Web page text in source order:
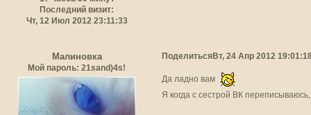
Последний визит:
Чт, 12 Июл 2012 23:11:33
ПоделитьсяВт, 24 Апр 2012
Малиновка
Мой пароль: 21sand)4s!
Да ладно вам
Я когда с сестрой ВК